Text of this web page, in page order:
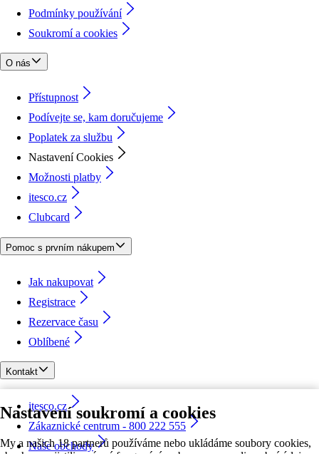
Nastavení soukromí a cookies
My a našich 18 partnerů používáme nebo ukládáme soubory cookies,
Podmínky používání
Soukromí a cookies
O nás
Přístupnost
Podívejte se, kam doručujeme
Poplatek za službu
Nastavení Cookies
Možnosti platby
itesco.cz
Clubcard
Pomoc s prvním nákupem
Jak nakupovat
Registrace
Rezervace času
Oblíbené
Kontakt
itesco.cz
Zákaznické centrum - 800 222 555
Naše obchody